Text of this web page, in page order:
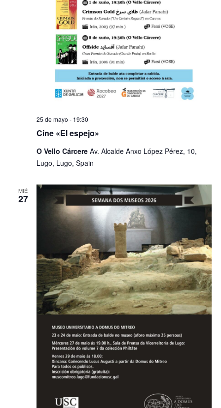
Cine «El espejo»
25 de mayo - 19:30
O Vello Cárcere Av. Alcalde Anxo López Pérez, 10,
Lugo, Lugo, Spain
MIÉ
27